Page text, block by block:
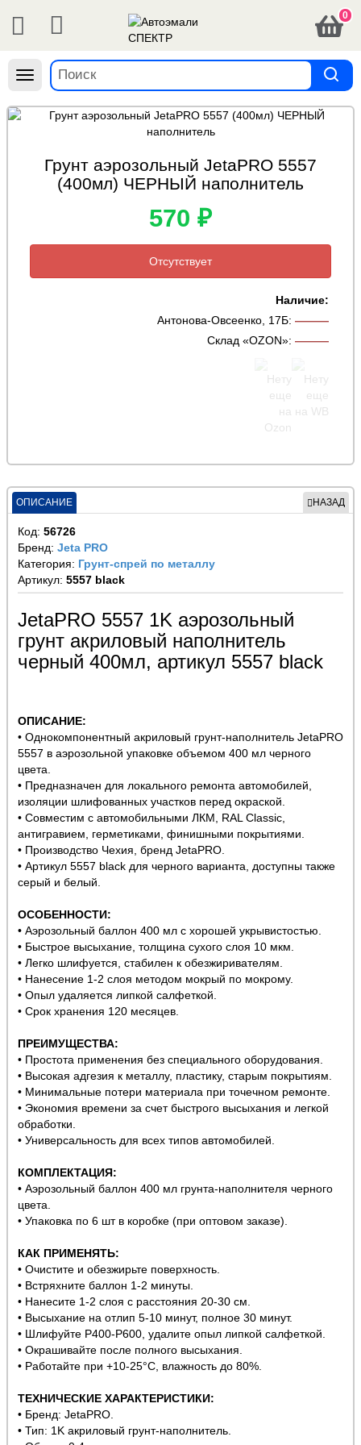
0
Навигация
Грунт аэрозольный JetaPRO 5557
(400мл) ЧЕРНЫЙ наполнитель
570 ₽
Отсутствует
Наличие:
Антонова-Овсеенко, 17Б: ———
Склад «OZON»: ———
ОПИСАНИЕ НАЗАД
Код: 56726
Бренд: Jeta PRO
Категория: Грунт-спрей по металлу
Артикул: 5557 black
JetaPRO 5557 1K аэрозольный
грунт акриловый наполнитель
черный 400мл, артикул 5557 black
ОПИСАНИЕ:
• Однокомпонентный акриловый грунт-наполнитель JetaPRO
5557 в аэрозольной упаковке объемом 400 мл черного
цвета.
• Предназначен для локального ремонта автомобилей,
изоляции шлифованных участков перед окраской.
• Совместим с автомобильными ЛКМ, RAL Classic,
антигравием, герметиками, финишными покрытиями.
• Производство Чехия, бренд JetaPRO.
• Артикул 5557 black для черного варианта, доступны также
серый и белый.
ОСОБЕННОСТИ:
• Аэрозольный баллон 400 мл с хорошей укрывистостью.
• Быстрое высыхание, толщина сухого слоя 10 мкм.
• Легко шлифуется, стабилен к обезжиривателям.
• Нанесение 1-2 слоя методом мокрый по мокрому.
• Опыл удаляется липкой салфеткой.
• Срок хранения 120 месяцев.
ПРЕИМУЩЕСТВА:
• Простота применения без специального оборудования.
• Высокая адгезия к металлу, пластику, старым покрытиям.
• Минимальные потери материала при точечном ремонте.
• Экономия времени за счет быстрого высыхания и легкой
обработки.
• Универсальность для всех типов автомобилей.
КОМПЛЕКТАЦИЯ:
• Аэрозольный баллон 400 мл грунта-наполнителя черного
цвета.
• Упаковка по 6 шт в коробке (при оптовом заказе).
КАК ПРИМЕНЯТЬ:
• Очистите и обезжирьте поверхность.
• Встряхните баллон 1-2 минуты.
• Нанесите 1-2 слоя с расстояния 20-30 см.
• Высыхание на отлип 5-10 минут, полное 30 минут.
• Шлифуйте P400-P600, удалите опыл липкой салфеткой.
• Окрашивайте после полного высыхания.
• Работайте при +10-25°C, влажность до 80%.
ТЕХНИЧЕСКИЕ ХАРАКТЕРИСТИКИ:
• Бренд: JetaPRO.
• Тип: 1K акриловый грунт-наполнитель.